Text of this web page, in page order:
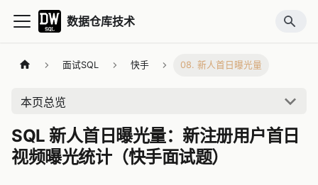
数据仓库技术
面试SQL 快手 08. 新人首日曝光量
本页总览
SQL 新人首日曝光量：新注册用户首日
视频曝光统计（快手面试题）